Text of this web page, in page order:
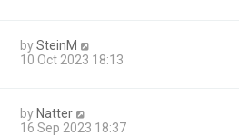
bySteinM
10 Oct 2023 18:13
by Natter
16 Sep 2023 18:37